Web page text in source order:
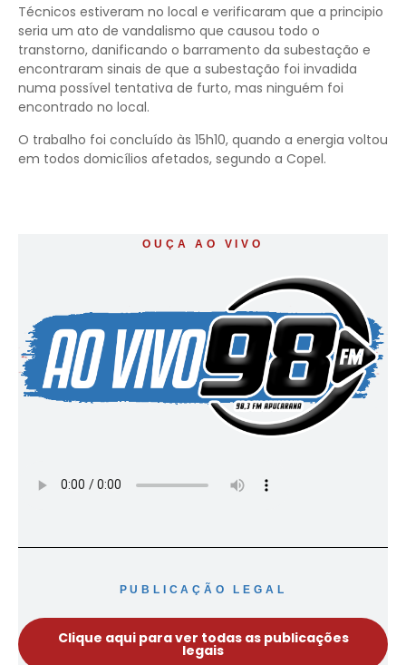
Técnicos estiveram no local e verificaram que a principio
seria um ato de vandalismo que causou todo o
transtorno, danificando o barramento da subestação e
encontraram sinais de que a subestação foi invadida
numa possível tentativa de furto, mas ninguém foi
encontrado no local.
O trabalho foi concluído às 15h10, quando a energia voltou
em todos domicílios afetados, segundo a Copel.
OUÇA AO VIVO
PUBLICAÇÃO LEGAL
Clique aqui para ver todas as publicações
legais